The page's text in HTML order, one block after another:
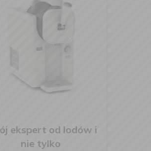
ekspert od lodów i
nie tylko